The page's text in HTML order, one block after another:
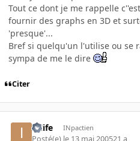
Tout ce dont je me rappelle
fournir des graphs en 3D et
'presque'...
Bref si quelqu'un l'utilise ou se
sympa de me le dire
Citer
Inlife INpactien
Posté(e) le 13 mai 200521 a